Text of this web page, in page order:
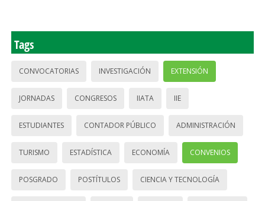
Tags
CONVOCATORIAS INVESTIGACIÓN EXTENSIÓN
JORNADAS CONGRESOS IIATA IIE
ESTUDIANTES CONTADOR PÚBLICO ADMINISTRACIÓN
TURISMO ESTADÍSTICA ECONOMÍA CONVENIOS
POSGRADO POSTÍTULOS CIENCIA Y TECNOLOGÍA